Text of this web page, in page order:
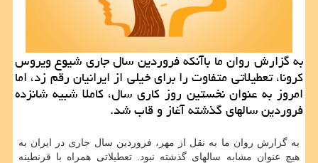
به گزارش روان ما باآنكه فروردین سال جاری شیوع ویروس
كرونا، تعطیلاتی متفاوت را برای خیلی از ایرانیان رقم زد، اما
امروز به عنوان نخستین روز كاری سال، كاملا شبیه شانزده
فروردین سالهای گذشته آغاز و قاب شد.
به گزارش روان ما به نقل از مهر، فروردین سال جاری در ایران به
هیچ عنوان مشابه سالهای گذشته نبود. تعطیلاتی همراه با قرنطینه